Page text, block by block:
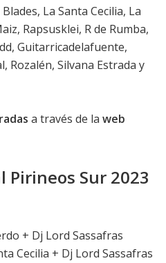
La Santa Cecilia, La
Rapsusklei, R de Rumba,
Guitarricadelafuente,
Rozalén, Silvana Estrada y
a través de la web
Pirineos Sur 2023
+ Dj Lord Sassafras
Cecilia + Dj Lord Sassafras